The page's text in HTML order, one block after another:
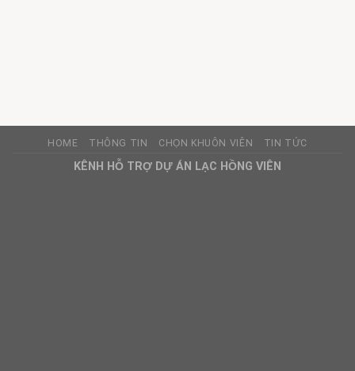
HOME THÔNG TIN CHỌN KHUÔN VIÊN TIN TỨC
KÊNH HỖ TRỢ DỰ ÁN LẠC HỒNG VIÊN